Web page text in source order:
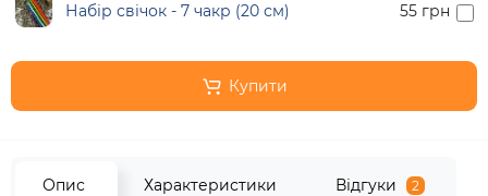
Набір свічок - 7 чакр (20 см) 55 грн
Купити
Опис Характеристики Відгуки 2